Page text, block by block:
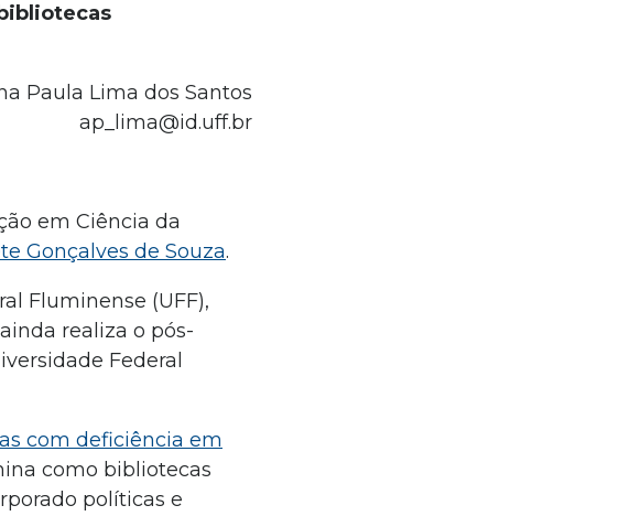
Paula Lima dos Santos
ap_lima@id.uff.br
em Ciência da
Gonçalves de Souza.
Fluminense (UFF),
realiza o pós-
Federal
com deficiência em
como bibliotecas
políticas e